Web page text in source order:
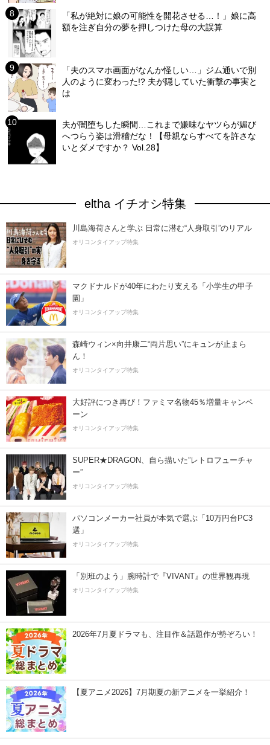
「私が絶対に娘の可能性を開花させる…！」娘に高
額を注ぎ自分の夢を押しつけた母の大誤算
「夫のスマホ画面がなんか怪しい…」ジム通いで別
人のように変わった!? 夫が隠していた衝撃の事実と
は
夫が闇堕ちした瞬間…これまで嫌味なヤツらが媚び
へつらう姿は滑稽だな！【母親ならすべてを許さな
いとダメですか？ Vol.28】
eltha イチオシ特集
川島海荷さんと学ぶ 日常に潜む“人身取引”のリアル
オリコンタイアップ特集
マクドナルドが40年にわたり支える「小学生の甲子
園」
オリコンタイアップ特集
森崎ウィン×向井康二“両片思い”にキュンが止まら
ん！
オリコンタイアップ特集
大好評につき再び！ファミマ名物45％増量キャンペ
ーン
オリコンタイアップ特集
SUPER★DRAGON、自ら描いた”レトロフューチャ
ー”
オリコンタイアップ特集
パソコンメーカー社員が本気で選ぶ「10万円台PC3
選」
オリコンタイアップ特集
「別班のよう」腕時計で『VIVANT』の世界観再現
オリコンタイアップ特集
2026年7月夏ドラマも、注目作＆話題作が勢ぞろい！
【夏アニメ2026】7月期夏の新アニメを一挙紹介！